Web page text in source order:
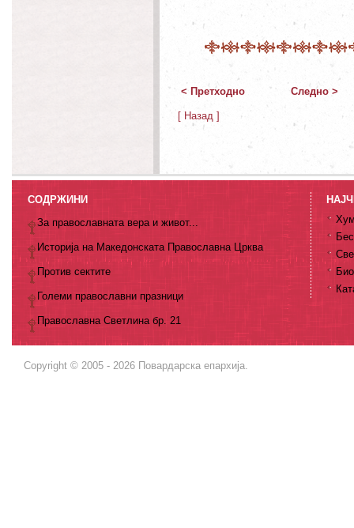
< Претходно Следно >
[ Назад ]
СОДРЖИНИ
За православната вера и живот...
Историја на Македонската Православна Црква
Против сектите
Големи православни празници
Православна Светлина бр. 21
Copyright © 2005 - 2026 Повардарска епархија.